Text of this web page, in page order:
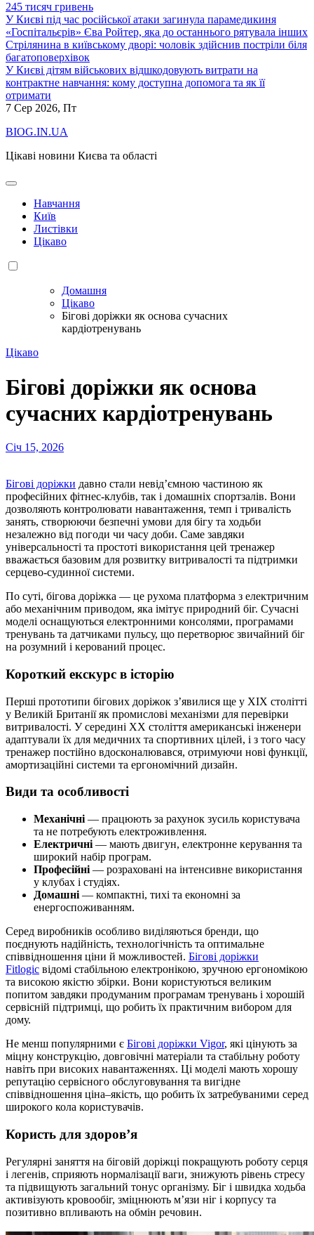
245 тисяч гривень
У Києві під час російської атаки загинула парамедикиня
«Госпітальєрів» Єва Ройтер, яка до останнього рятувала інших
Стрілянина в київському дворі: чоловік здійснив постріли біля
багатоповерхівок
У Києві дітям військових відшкодовують витрати на
контрактне навчання: кому доступна допомога та як її
отримати
7 Сер 2026, Пт
BIOG.IN.UA
Цікаві новини Києва та області
Навчання
Київ
Листівки
Цікаво
Домашня
Цікаво
Бігові доріжки як основа сучасних
кардіотренувань
Цікаво
Бігові доріжки як основа
сучасних кардіотренувань
Січ 15, 2026
Бігові доріжки давно стали невід’ємною частиною як
професійних фітнес-клубів, так і домашніх спортзалів. Вони
дозволяють контролювати навантаження, темп і тривалість
занять, створюючи безпечні умови для бігу та ходьби
незалежно від погоди чи часу доби. Саме завдяки
універсальності та простоті використання цей тренажер
вважається базовим для розвитку витривалості та підтримки
серцево-судинної системи.
По суті, бігова доріжка — це рухома платформа з електричним
або механічним приводом, яка імітує природний біг. Сучасні
моделі оснащуються електронними консолями, програмами
тренувань та датчиками пульсу, що перетворює звичайний біг
на розумний і керований процес.
Короткий екскурс в історію
Перші прототипи бігових доріжок з’явилися ще у XIX столітті
у Великій Британії як промислові механізми для перевірки
витривалості. У середині ХХ століття американські інженери
адаптували їх для медичних та спортивних цілей, і з того часу
тренажер постійно вдосконалювався, отримуючи нові функції,
амортизаційні системи та ергономічний дизайн.
Види та особливості
Механічні — працюють за рахунок зусиль користувача
та не потребують електроживлення.
Електричні — мають двигун, електронне керування та
широкий набір програм.
Професійні — розраховані на інтенсивне використання
у клубах і студіях.
Домашні — компактні, тихі та економні за
енергоспоживанням.
Серед виробників особливо виділяються бренди, що
поєднують надійність, технологічність та оптимальне
співвідношення ціни й можливостей. Бігові доріжки
Fitlogic відомі стабільною електронікою, зручною ергономікою
та високою якістю збірки. Вони користуються великим
попитом завдяки продуманим програмам тренувань і хорошій
сервісній підтримці, що робить їх практичним вибором для
дому.
Не менш популярними є Бігові доріжки Vigor, які цінують за
міцну конструкцію, довговічні матеріали та стабільну роботу
навіть при високих навантаженнях. Ці моделі мають хорошу
репутацію сервісного обслуговування та вигідне
співвідношення ціна–якість, що робить їх затребуваними серед
широкого кола користувачів.
Користь для здоров’я
Регулярні заняття на біговій доріжці покращують роботу серця
і легенів, сприяють нормалізації ваги, знижують рівень стресу
та підвищують загальний тонус організму. Біг і швидка ходьба
активізують кровообіг, зміцнюють м’язи ніг і корпусу та
позитивно впливають на обмін речовин.